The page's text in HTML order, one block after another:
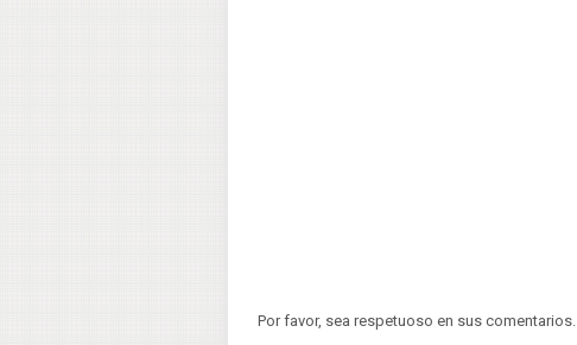
Por favor, sea respetuoso en sus comentarios.